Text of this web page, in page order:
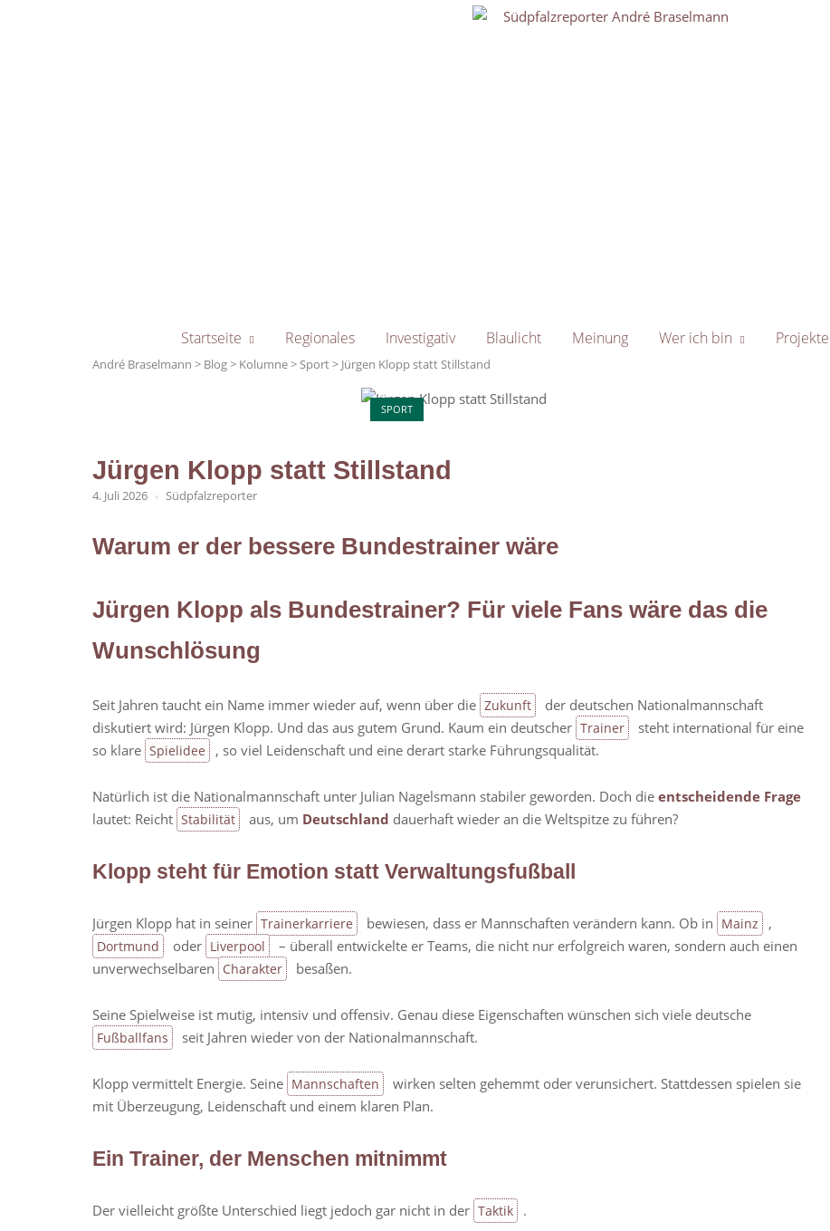
Home
Startseite Regionales Investigativ Blaulicht Meinung Wer ich bin Projekte
André Braselmann > Blog> Kolumne>Sport> Jürgen Klopp statt Stillstand
SPORT
Jürgen Klopp statt Stillstand
4. Juli 2026 Südpfalzreporter
Warum er der bessere Bundestrainer wäre
Jürgen Klopp als Bundestrainer? Für viele Fans wäre das die
Wunschlösung
Seit Jahren taucht ein Name immer wieder auf, wenn über die Zukunft
der deutschen Nationalmannschaft
diskutiert wird: Jürgen Klopp. Und das aus gutem Grund. Kaum ein deutscher Trainer
steht international für eine
so klare Spielidee , so viel Leidenschaft und eine derart starke Führungsqualität.
Natürlich ist die Nationalmannschaft unter Julian Nagelsmann stabiler geworden. Doch die entscheidende Frage
lautet: Reicht Stabilität aus, um Deutschland dauerhaft wieder an die Weltspitze zu führen?
Klopp steht für Emotion statt Verwaltungsfußball
Jürgen Klopp hat in seiner Trainerkarriere bewiesen, dass er Mannschaften verändern kann. Ob in Mainz ,
Dortmund oder Liverpool
– überall entwickelte er Teams, die nicht nur erfolgreich waren, sondern auch einen
unverwechselbaren Charakter besaßen.
Seine Spielweise ist mutig, intensiv und offensiv. Genau diese Eigenschaften wünschen sich viele deutsche
Fußballfans seit Jahren wieder von der Nationalmannschaft.
Klopp vermittelt Energie. Seine Mannschaften
wirken selten gehemmt oder verunsichert. Stattdessen spielen sie
mit Überzeugung, Leidenschaft und einem klaren Plan.
Ein Trainer, der Menschen mitnimmt
Der vielleicht größte Unterschied liegt jedoch gar nicht in der Taktik .